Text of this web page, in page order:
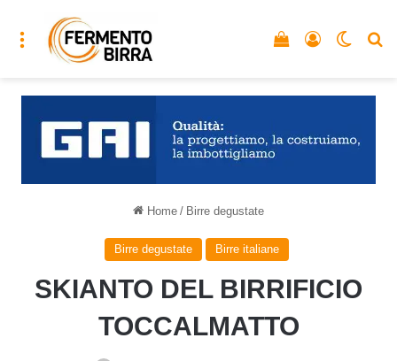
Menu Accedi
Vedi il carrello
Home / Birre degustate
Birre degustate Birre italiane
SKIANTO DEL BIRRIFICIO
TOCCALMATTO